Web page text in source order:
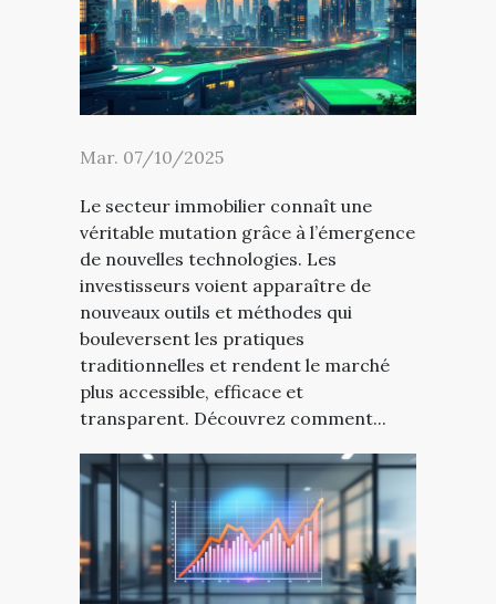
Mar. 07/10/2025
Le secteur immobilier connaît une
véritable mutation grâce à l’émergence
de nouvelles technologies. Les
investisseurs voient apparaître de
nouveaux outils et méthodes qui
bouleversent les pratiques
traditionnelles et rendent le marché
plus accessible, efficace et
transparent. Découvrez comment...